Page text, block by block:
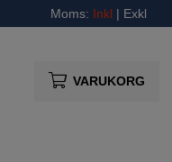
Moms: Inkl | Exkl
VARUKORG